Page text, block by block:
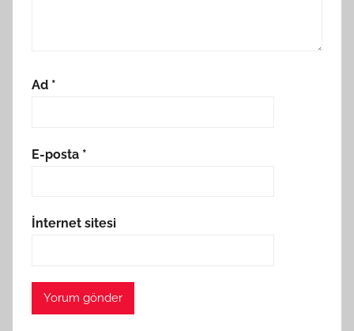
Ad *
E-posta *
İnternet sitesi